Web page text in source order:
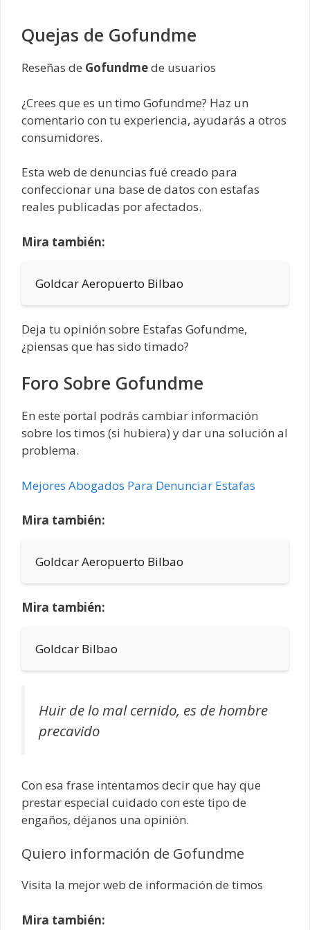
Quejas de Gofundme
Reseñas de Gofundmede usuarios
¿Crees que es un timo Gofundme? Haz un
comentario con tu experiencia, ayudarás a otros
consumidores.
Esta web de denuncias fué creado para
confeccionar una base de datos con estafas
reales publicadas por afectados.
Mira también:
Goldcar Aeropuerto Bilbao
Deja tu opinión sobre Estafas Gofundme,
¿piensas que has sido timado?
Foro Sobre Gofundme
En este portal podrás cambiar información
sobre los timos (si hubiera) y dar una solución al
problema.
Mejores Abogados Para Denunciar Estafas
Mira también:
Goldcar Aeropuerto Bilbao
Mira también:
Goldcar Bilbao
Huir de lo mal cernido, es de hombre
precavido
Con esa frase intentamos decir que hay que
prestar especial cuidado con este tipo de
engaños, déjanos una opinión.
Quiero información de Gofundme
Visita la mejor web de información de timos
Mira también: